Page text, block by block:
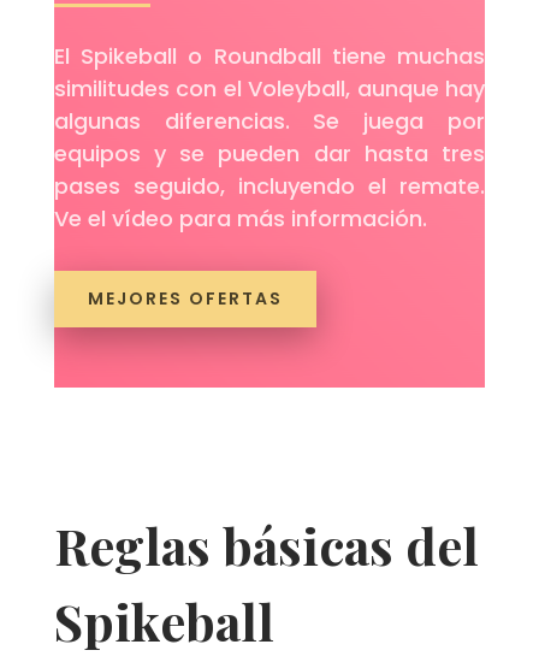
El Spikeball o Roundball tiene muchas
similitudes con el Voleyball, aunque hay
algunas diferencias. Se juega por
equipos y se pueden dar hasta tres
pases seguido, incluyendo el remate.
Ve el vídeo para más información.
MEJORES OFERTAS
Reglas básicas del
Spikeball